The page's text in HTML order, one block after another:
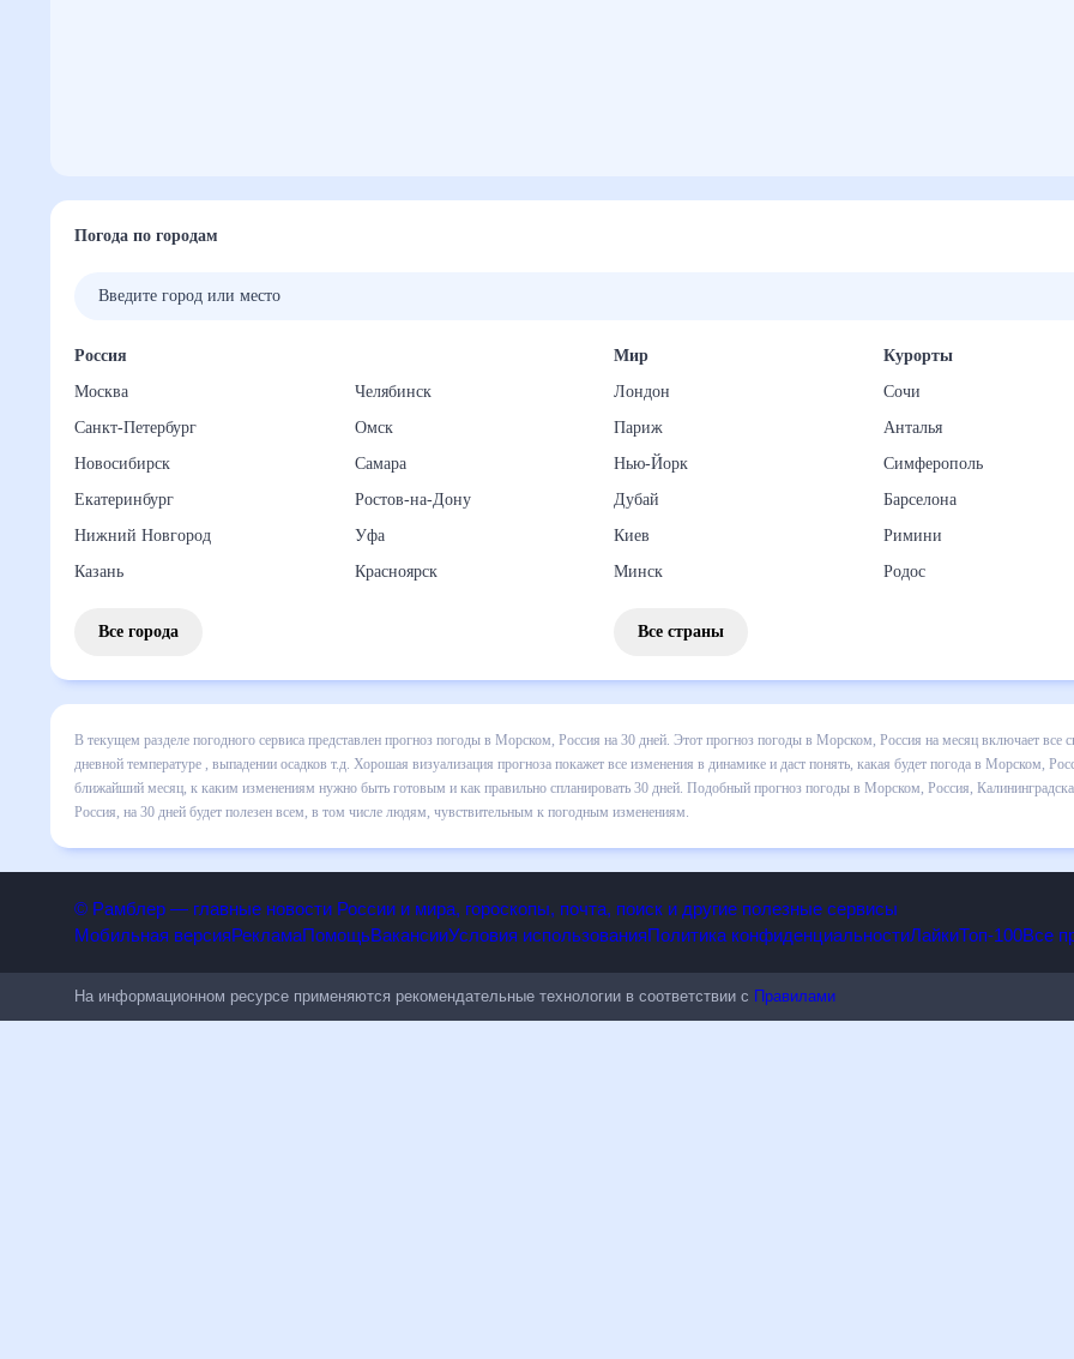
Погода по городам
Россия
Москва
Санкт-Петербург
Новосибирск
Екатеринбург
Нижний Новгород
Казань
Челябинск
Омск
Самара
Ростов-на-Дону
Уфа
Красноярск
Все города
Мир
Лондон
Париж
Нью-Йорк
Дубай
Киев
Минск
Курорты
Сочи
Анталья
Симферополь
Барселона
Римини
Родос
Все страны
В текущем разделе погодного сервиса представлен прогноз погоды в Морском, Россия на 30 дней. Этот прогноз погоды в
Россия на месяц включает все сведения по дневной температуре , выпадении осадков т.д. Хорошая визуализация прогноза
изменения в динамике и даст понять, какая будет погода в Морском, Россия в ближайший месяц, к каким изменениям нужно
и как правильно спланировать 30 дней. Подобный прогноз погоды в Морском, Россия, Калининградская область, Россия, на 30
© Рамблер — главные новости России и мира, гороскопы, почта, поиск и другие полезные сервисы
На информационном ресурсе применяются рекомендательные технологии в соответствии сПравилами